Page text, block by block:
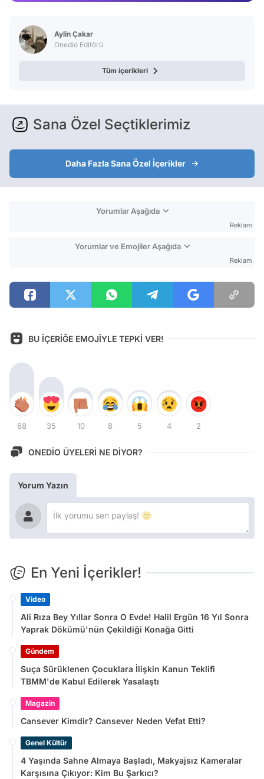
Aylin Çakar
Onedio Editörü
Tüm içerikleri
Sana Özel Seçtiklerimiz
Daha Fazla Sana Özel İçerikler
Yorumlar Aşağıda
Reklam
Yorumlar ve Emojiler Aşağıda
Reklam
BU İÇERİĞE EMOJİYLE TEPKİ VER!
68 35 10 8 5 4 2
ONEDİO ÜYELERİ NE DİYOR?
Yorum Yazın
En Yeni İçerikler!
Video
Ali Rıza Bey Yıllar Sonra O Evde! Halil Ergün 16 Yıl Sonra
Yaprak Dökümü'nün Çekildiği Konağa Gitti
Gündem
Suça Sürüklenen Çocuklara İlişkin Kanun Teklifi
TBMM'de Kabul Edilerek Yasalaştı
Magazin
Cansever Kimdir? Cansever Neden Vefat Etti?
Genel Kültür
4 Yaşında Sahne Almaya Başladı, Makyajsız Kameralar
Karşısına Çıkıyor: Kim Bu Şarkıcı?